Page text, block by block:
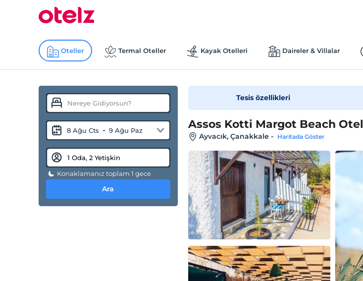
Oteller Termal Oteller Kayak Otelleri Daireler & Villalar
8 Ağu Cts - 9 Ağu Paz
Konaklamanız toplam 1 gece
Ara
Tesis özellikleri
Assos Kotti Margot Beach Otel
Ayvacık, Çanakkale- Haritada Göster